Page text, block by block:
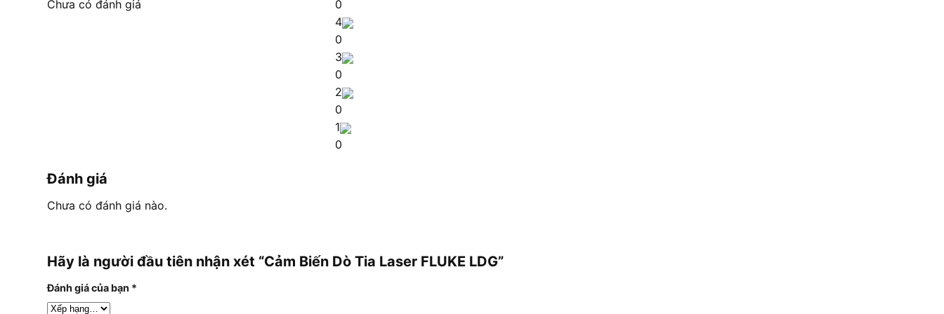
Chưa có đánh giá
0
4
0
3
0
2
0
1
0
Đánh giá
Chưa có đánh giá nào.
Hãy là người đầu tiên nhận xét “Cảm Biến Dò Tia Laser FLUKE LDG”
Đánh giá của bạn *